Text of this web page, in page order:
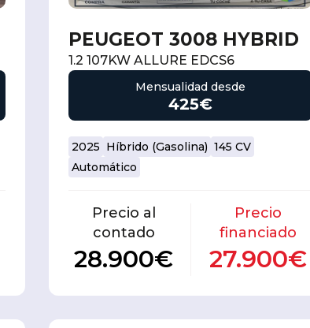
PEUGEOT 3008 HYBRID
1.2 107KW ALLURE EDCS6
Mensualidad desde
425€
2025 Híbrido (Gasolina) 145 CV
Automático
Precio al
contado
28.900€
Precio
financiado
27.900€